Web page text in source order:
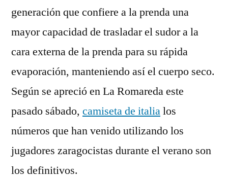
generación que confiere a la prenda una
mayor capacidad de trasladar el sudor a la
cara externa de la prenda para su rápida
evaporación, manteniendo así el cuerpo seco.
Según se apreció en La Romareda este
pasado sábado, camiseta de italialos
números que han venido utilizando los
jugadores zaragocistas durante el verano son
los definitivos.